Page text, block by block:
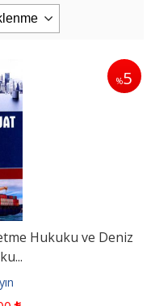
%5
Hukuku ve Deniz